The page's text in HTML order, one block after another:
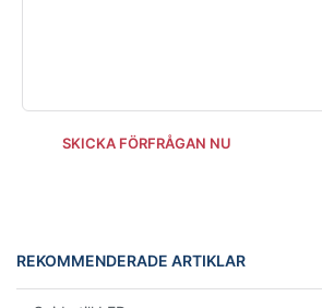
SKICKA FÖRFRÅGAN NU
REKOMMENDERADE ARTIKLAR